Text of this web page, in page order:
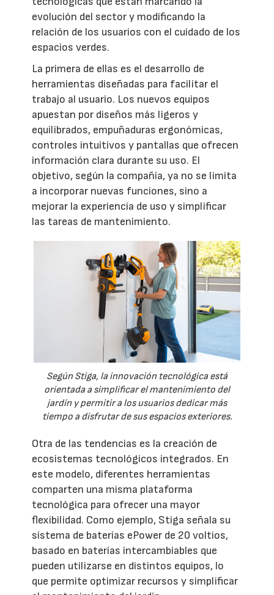
evolución del sector y modificando la
relación de los usuarios con el cuidado de los
espacios verdes.
La primera de ellas es el desarrollo de
herramientas diseñadas para facilitar el
trabajo al usuario. Los nuevos equipos
apuestan por diseños más ligeros y
equilibrados, empuñaduras ergonómicas,
controles intuitivos y pantallas que ofrecen
información clara durante su uso. El
objetivo, según la compañía, ya no se limita
a incorporar nuevas funciones, sino a
mejorar la experiencia de uso y simplificar
las tareas de mantenimiento.
Según Stiga, la innovación tecnológica está
orientada a simplificar el mantenimiento del
jardín y permitir a los usuarios dedicar más
tiempo a disfrutar de sus espacios exteriores.
Otra de las tendencias es la creación de
ecosistemas tecnológicos integrados. En
este modelo, diferentes herramientas
comparten una misma plataforma
tecnológica para ofrecer una mayor
flexibilidad. Como ejemplo, Stiga señala su
sistema de baterías ePower de 20 voltios,
basado en baterías intercambiables que
pueden utilizarse en distintos equipos, lo
que permite optimizar recursos y simplificar